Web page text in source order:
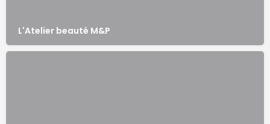
L'Atelier beauté M&P